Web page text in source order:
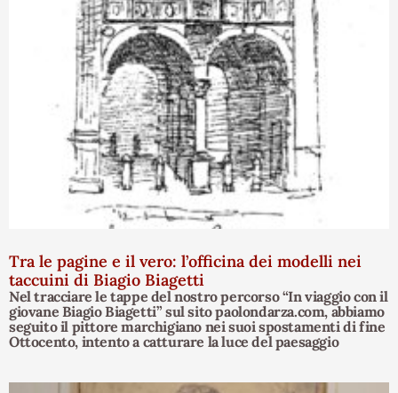
Tra le pagine e il vero: l’officina dei modelli nei
taccuini di Biagio Biagetti
Nel tracciare le tappe del nostro percorso “In viaggio con il
giovane Biagio Biagetti” sul sito paolondarza.com, abbiamo
seguito il pittore marchigiano nei suoi spostamenti di fine
Ottocento, intento a catturare la luce del paesaggio